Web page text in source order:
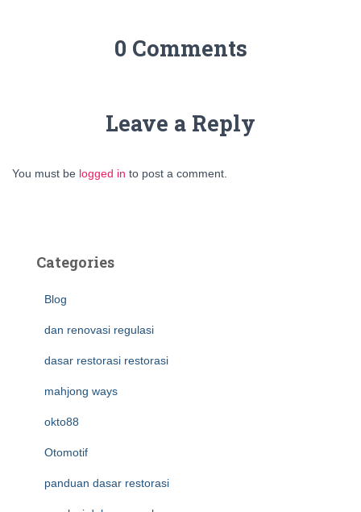
0 Comments
Leave a Reply
You must be logged in to post a comment.
Categories
Blog
dan renovasi regulasi
dasar restorasi restorasi
mahjong ways
okto88
Otomotif
panduan dasar restorasi